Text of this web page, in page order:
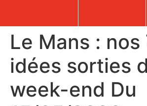
Le Mans : nos
idées sorties
week-end Du